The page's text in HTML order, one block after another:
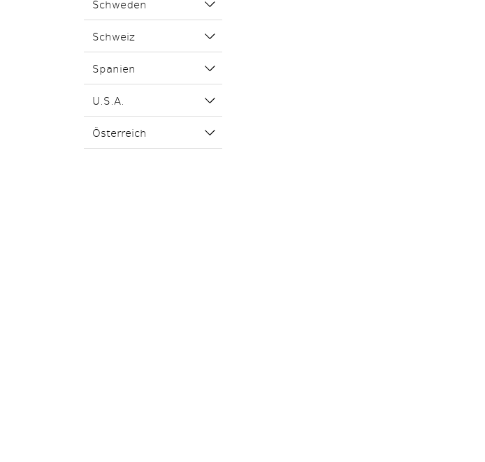
Schweden
Schweiz
Spanien
U.S.A.
Österreich